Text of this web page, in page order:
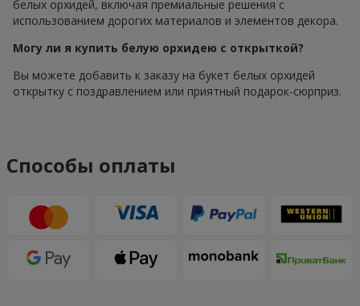
белых орхидей, включая премиальные решения с
использованием дорогих материалов и элементов декора.
Могу ли я купить белую орхидею с открыткой?
Вы можете добавить к заказу на букет белых орхидей
открытку с поздравлением или приятный подарок-сюрприз.
Способы оплаты